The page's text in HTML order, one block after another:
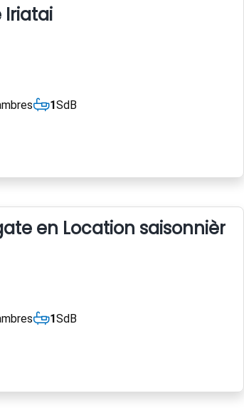
Iriatai
1SdB
en Location saisonnière.
1SdB